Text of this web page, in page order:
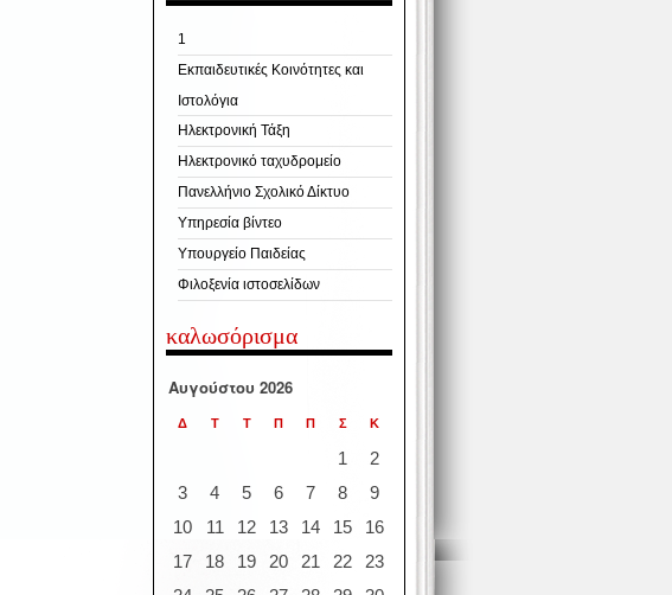
1
Εκπαιδευτικές Κοινότητες και
Ιστολόγια
Ηλεκτρονική Τάξη
Ηλεκτρονικό ταχυδρομείο
Πανελλήνιο Σχολικό Δίκτυο
Υπηρεσία βίντεο
Υπουργείο Παιδείας
Φιλοξενία ιστοσελίδων
καλωσόρισμα
Αυγούστου 2026
Δ Τ Τ Π Π Σ Κ
1
2
3
4 5 6 7 8
9
10
11 12 13 14 15
16
17
18 19 20 21 22
23